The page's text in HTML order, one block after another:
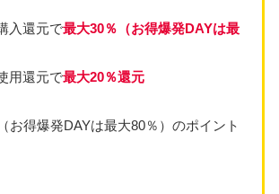
入還元で最大30％ （お得爆発DAYは最
用還元で最大20％還元
お得爆発DAYは最大80％）のポイント